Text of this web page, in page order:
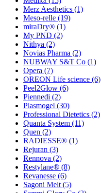
Merz Aesthetics (1)
Meso-relle (19)
miraDry® (1)
My PND (2)
Nithya (2)
Novias Pharma (2)
NUBWAY S&T Co (1)
Opera (7)
OREON Life science (6)
Peel2Glow (6)
Piennedi (2)
Plasmogel (30)
Professional Dietetics (2)
Quanta System (11)
Quen (2)
RADIESSE® (1)
Rejuran (3)
Rennova (2)
Restylane® (8)
Revanesse (6)
Sagoni Melt (5)